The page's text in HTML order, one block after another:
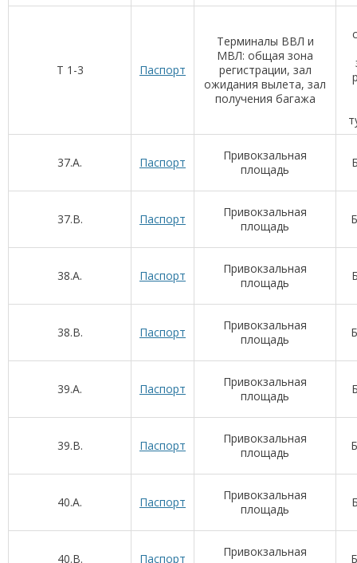
Т 1-3 Паспорт
Терминалы ВВЛ и
МВЛ: общая зона
регистрации, зал
ожидания вылета, зал
получения багажа
37.А. Паспорт
Привокзальная
площадь
37.В. Паспорт
Привокзальная
площадь
38.А. Паспорт
Привокзальная
площадь
38.В. Паспорт
Привокзальная
площадь
39.А. Паспорт
Привокзальная
площадь
39.В. Паспорт
Привокзальная
площадь
40.А. Паспорт
Привокзальная
площадь
40.В. Паспорт
Привокзальная